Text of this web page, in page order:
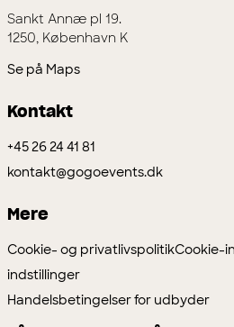
Sankt Annæ pl 19.
1250, København K
Se på Maps
Kontakt
+45 26 24 41 81
kontakt@gogoevents.dk
Mere
Cookie- og privatlivspolitikCookie-
indstillinger
Handelsbetingelser for udbyder